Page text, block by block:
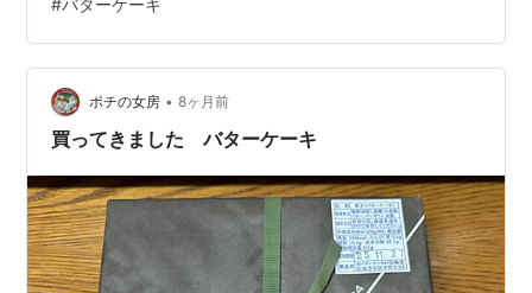
さじ1/2 粉砂糖30g レモン果汁小さじ2 アーモンドダイス
適量 《下準備》 ・レモンの皮をすりおろし、果汁を絞
る。 ・バターは溶かしておく。 《作り方》 1️⃣ ボウルに
卵・グラニュー糖・すりおろした皮を入れ、ハン…
#バターケーキ
ポチの女房 • 8ヶ月前
買ってきました バターケーキ